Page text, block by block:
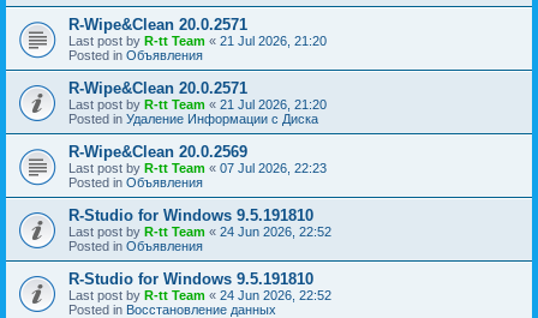
R-Wipe&Clean 20.0.2571
Last post by R-tt Team « 21 Jul 2026, 21:20
Posted in Объявления
R-Wipe&Clean 20.0.2571
Last post by R-tt Team « 21 Jul 2026, 21:20
Posted in Удаление Информации с Диска
R-Wipe&Clean 20.0.2569
Last post by R-tt Team « 07 Jul 2026, 22:23
Posted in Объявления
R-Studio for Windows 9.5.191810
Last post by R-tt Team « 24 Jun 2026, 22:52
Posted in Объявления
R-Studio for Windows 9.5.191810
Last post by R-tt Team « 24 Jun 2026, 22:52
Posted in Восстановление данных